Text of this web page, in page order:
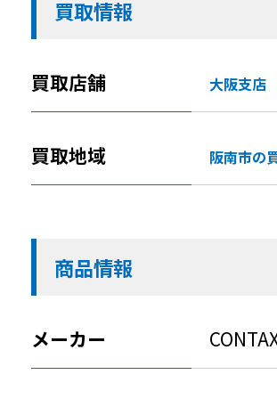
買取情報
買取店舗 大阪支店
買取地域 阪南市の
商品情報
メーカー